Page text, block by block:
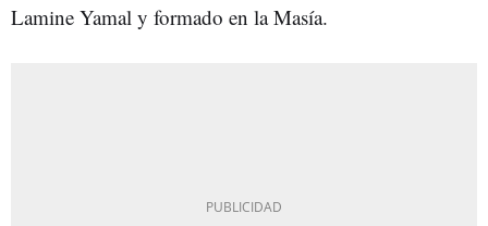
Lamine Yamal y formado en la Masía.